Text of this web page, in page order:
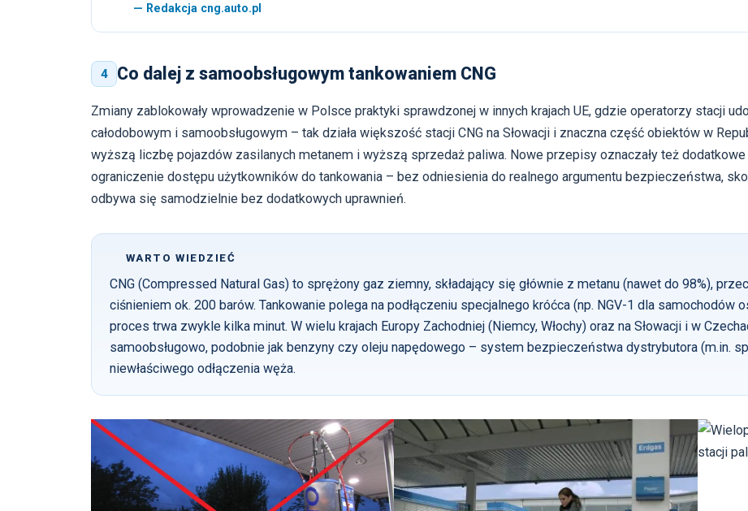
— Redakcja cng.auto.pl
4 Co dalej z samoobsługowym tankowaniem CNG
Zmiany zablokowały wprowadzenie w Polsce praktyki sprawdzonej w innych krajach UE, gdzie operatorzy stacji
całodobowym i samoobsługowym – tak działa większość stacji CNG na Słowacji i znaczna część obiektów w
wyższą liczbę pojazdów zasilanych metanem i wyższą sprzedaż paliwa. Nowe przepisy oznaczały też
ograniczenie dostępu użytkowników do tankowania – bez odniesienia do realnego argumentu bezpieczeństwa,
odbywa się samodzielnie bez dodatkowych uprawnień.
WARTO WIEDZIEĆ
CNG (Compressed Natural Gas) to sprężony gaz ziemny, składający się głównie z metanu (nawet do 98%),
ciśnieniem ok. 200 barów. Tankowanie polega na podłączeniu specjalnego króćca (np. NGV-1 dla samochodów
proces trwa zwykle kilka minut. W wielu krajach Europy Zachodniej (Niemcy, Włochy) oraz na Słowacji i w
samoobsługowo, podobnie jak benzyny czy oleju napędowego – system bezpieczeństwa dystrybutora (m.in.
niewłaściwego odłączenia węża.